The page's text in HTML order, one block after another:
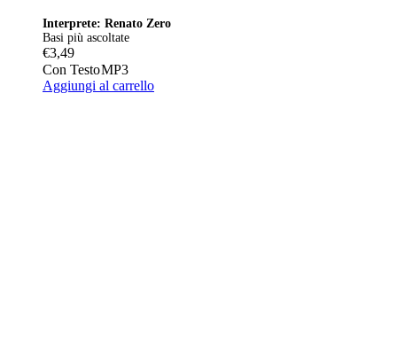
Interprete: Renato Zero
Basi più ascoltate
€3,49
Con TestoMP3
Aggiungi al carrello